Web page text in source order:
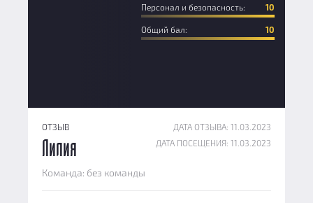
Персонал и безопасность: 10
Общий бал: 10
ОТЗЫВ
ДАТА ОТЗЫВА: 11.03.2023
ДАТА ПОСЕЩЕНИЯ: 11.03.2023
Лилия
Команда: без команды